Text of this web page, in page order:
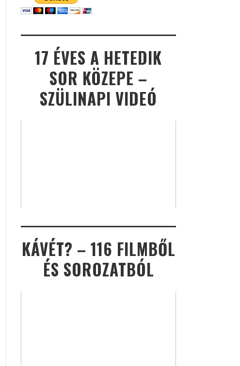
17 ÉVES A HETEDIK
SOR KÖZEPE –
SZÜLINAPI VIDEÓ
KÁVÉT? – 116 FILMBŐL
ÉS SOROZATBÓL